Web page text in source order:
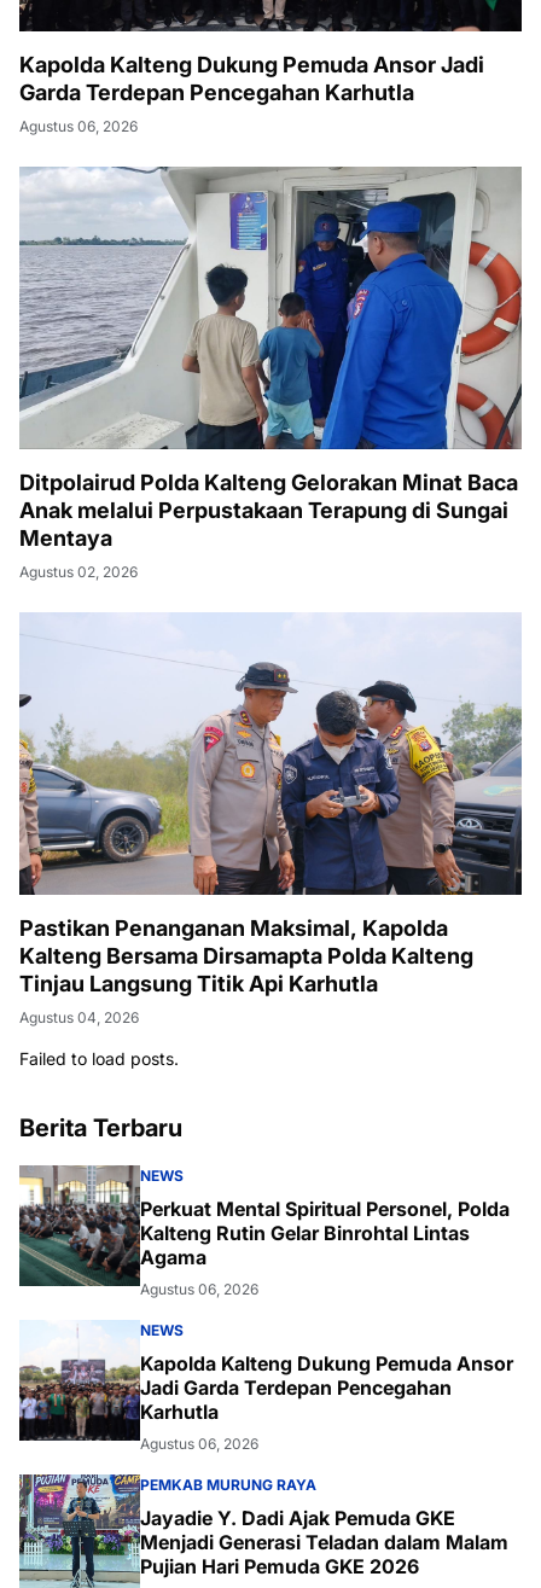
Kapolda Kalteng Dukung Pemuda Ansor Jadi
Garda Terdepan Pencegahan Karhutla
Agustus 06, 2026
Ditpolairud Polda Kalteng Gelorakan Minat Baca
Anak melalui Perpustakaan Terapung di Sungai
Mentaya
Agustus 02, 2026
Pastikan Penanganan Maksimal, Kapolda
Kalteng Bersama Dirsamapta Polda Kalteng
Tinjau Langsung Titik Api Karhutla
Agustus 04, 2026
Failed to load posts.
Berita Terbaru
NEWS
Perkuat Mental Spiritual Personel, Polda
Kalteng Rutin Gelar Binrohtal Lintas
Agama
Agustus 06, 2026
NEWS
Kapolda Kalteng Dukung Pemuda Ansor
Jadi Garda Terdepan Pencegahan
Karhutla
Agustus 06, 2026
PEMKAB MURUNG RAYA
Jayadie Y. Dadi Ajak Pemuda GKE
Menjadi Generasi Teladan dalam Malam
Pujian Hari Pemuda GKE 2026